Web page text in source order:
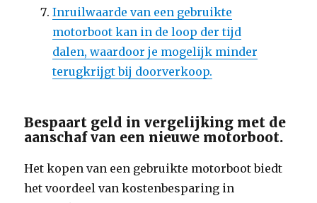
Inruilwaarde van een gebruikte
motorboot kan in de loop der tijd
dalen, waardoor je mogelijk minder
terugkrijgt bij doorverkoop.
Bespaart geld in vergelijking met de
aanschaf van een nieuwe motorboot.
Het kopen van een gebruikte motorboot biedt
het voordeel van kostenbesparing in